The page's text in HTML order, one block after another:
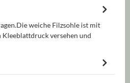
weiche Filzsohle ist mit
versehen und